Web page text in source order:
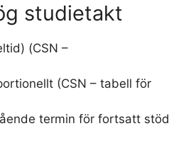
studietakt
(CSN –
(CSN – tabell för
termin för fortsatt stöd